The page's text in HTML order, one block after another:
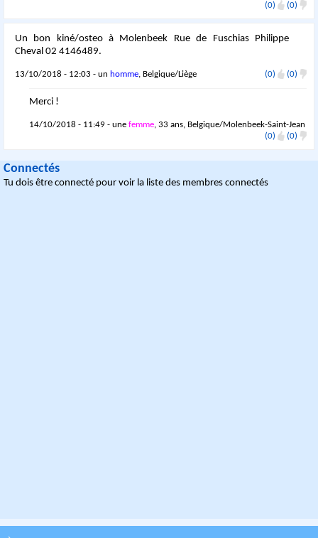
(0)
(0)
Un bon kiné/osteo à Molenbeek Rue de Fuschias Philippe
Cheval 02 4146489.
13/10/2018 - 12:03 - un homme, Belgique/Liège (0) (0)
Merci !
14/10/2018 - 11:49 - unefemme, 33 ans, Belgique/Molenbeek-Saint-Jean
(0)
(0)
Connectés
Tu dois être connecté pour voir la liste des membres connectés